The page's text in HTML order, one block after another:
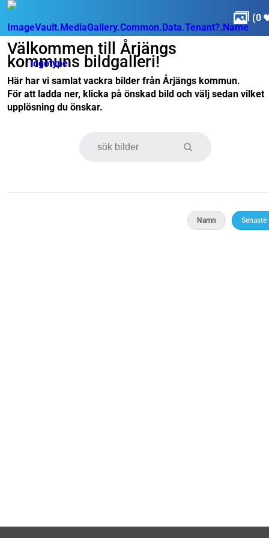
 (0
Välkommen till Årjängs
kommuns bildgalleri!
Här har vi samlat vackra bilder från Årjängs kommun.
För att ladda ner, klicka på önskad bild och välj sedan vilket
upplösning du önskar.
Namn Senaste